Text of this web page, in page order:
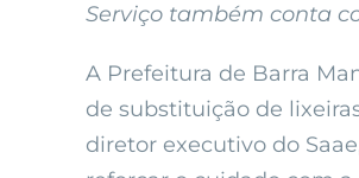
Serviço também conta
A Prefeitura de Barra
de substituição de
diretor executivo do